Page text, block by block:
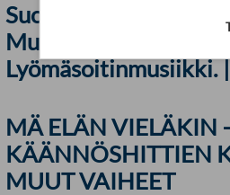
Suomalaiset kirjat,
Musiikki,
Lyömäsoitinmusiikki.
MÄ ELÄN VIELÄKIN
KÄÄNNÖSHITTIEN
MUUT VAIHEET